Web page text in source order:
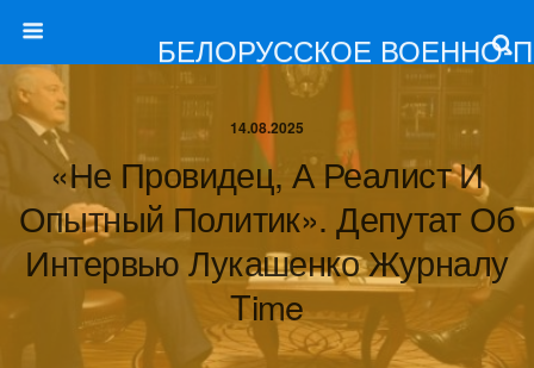
БЕЛОРУССКОЕ ВОЕННО-
14.08.2025
«Не Провидец, А Реалист И
Опытный Политик». Депутат Об
Интервью Лукашенко Журналу
Time